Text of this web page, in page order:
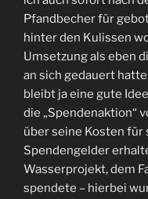
Pfandbecher für
hinter den Kulissen
Umsetzung als eben
an sich gedauert
bleibt ja eine gute
die „Spendenaktion“
über seine Kosten für
Spendengelder
Wasserprojekt, dem
spendete – hierbei